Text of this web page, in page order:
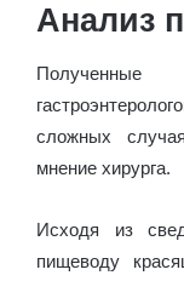
Анализ
Полученные
сложных
мнение хирурга.
Исходя из
пищеводу